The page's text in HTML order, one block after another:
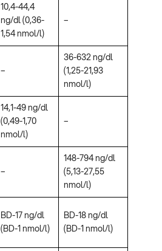
10,4-44,4
ng/dl (0,36-
1,54 nmol/l)
–
–
36-632 ng/dl
(1,25-21,93
nmol/l)
14,1-49 ng/dl
(0,49-1,70
nmol/l)
–
–
148-794 ng/dl
(5,13-27,55
nmol/l)
BD-17 ng/dl
(BD-1 nmol/l)
BD-18 ng/dl
(BD-1 nmol/l)